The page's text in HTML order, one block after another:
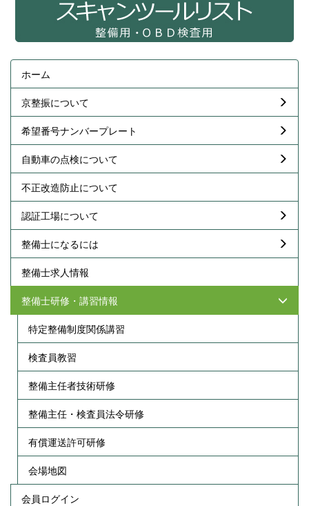
ホーム
京整振について
希望番号ナンバープレート
自動車の点検について
不正改造防止について
認証工場について
整備士になるには
整備士求人情報
整備士研修・講習情報
特定整備制度関係講習
検査員教習
整備主任者技術研修
整備主任・検査員法令研修
有償運送許可研修
会場地図
会員ログイン